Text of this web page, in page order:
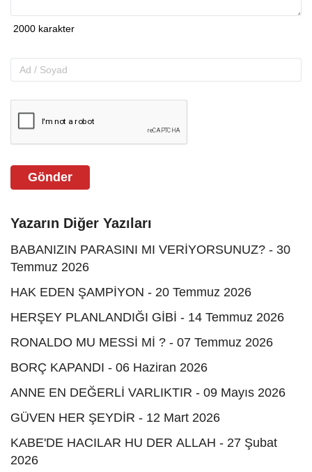
Gönder
Yazarın Diğer Yazıları
BABANIZIN PARASINI MI VERİYORSUNUZ? - 30
Temmuz 2026
HAK EDEN ŞAMPİYON - 20 Temmuz 2026
HERŞEY PLANLANDIĞI GİBİ - 14 Temmuz 2026
RONALDO MU MESSİ Mİ ? - 07 Temmuz 2026
BORÇ KAPANDI - 06 Haziran 2026
ANNE EN DEĞERLİ VARLIKTIR - 09 Mayıs 2026
GÜVEN HER ŞEYDİR - 12 Mart 2026
KABE'DE HACILAR HU DER ALLAH - 27 Şubat
2026